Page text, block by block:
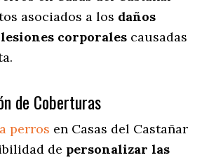
asociados a los daños
corporales causadas
de Coberturas
perros en Casas del Castañar
de personalizar las